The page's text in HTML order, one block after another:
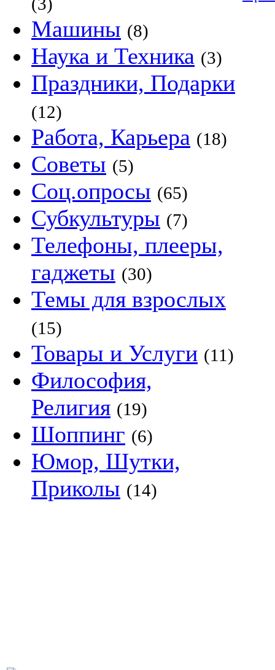
Машины (8)
Наука и Техника (3)
Праздники, Подарки
(12)
Работа, Карьера (18)
Советы (5)
Соц.опросы (65)
Субкультуры (7)
Телефоны, плееры,
гаджеты (30)
Темы для взрослых
(15)
Товары и Услуги (11)
Философия,
Религия (19)
Шоппинг (6)
Юмор, Шутки,
Приколы (14)